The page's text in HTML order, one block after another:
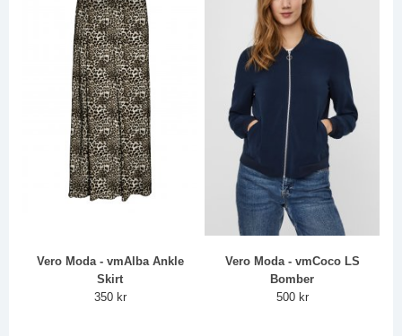
Vero Moda - vmAlba Ankle
Skirt
350 kr
Vero Moda - vmCoco LS
Bomber
500 kr